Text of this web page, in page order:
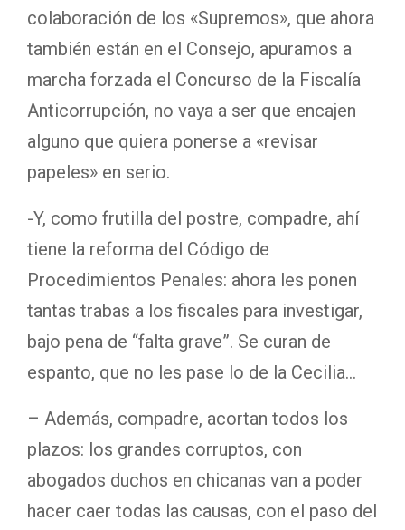
colaboración de los «Supremos», que ahora
también están en el Consejo, apuramos a
marcha forzada el Concurso de la Fiscalía
Anticorrupción, no vaya a ser que encajen
alguno que quiera ponerse a «revisar
papeles» en serio.
-Y, como frutilla del postre, compadre, ahí
tiene la reforma del Código de
Procedimientos Penales: ahora les ponen
tantas trabas a los fiscales para investigar,
bajo pena de “falta grave”. Se curan de
espanto, que no les pase lo de la Cecilia…
– Además, compadre, acortan todos los
plazos: los grandes corruptos, con
abogados duchos en chicanas van a poder
hacer caer todas las causas, con el paso del